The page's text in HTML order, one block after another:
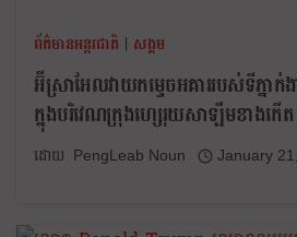
ព័ត៌មានអន្តរជាតិ | សង្គម
អ៊ីស្រាអែល​វាយ​កម្ទេច​អគារ​របស់​ទីភ្នាក់
ក្នុង​បរិវេណ​ក្រុង​ហ្សេរុយសាឡឹមខាងកើត
PengLeab Noun January